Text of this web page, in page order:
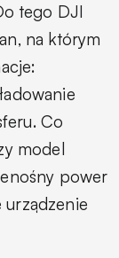
tego DJI
na którym
Co
model
power